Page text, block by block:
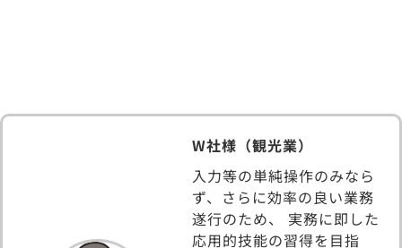
W社様（観光業）
入力等の単純操作のみなら
ず、さらに効率の良い業務
遂行のため、 実務に即した
応用的技能の習得を目指